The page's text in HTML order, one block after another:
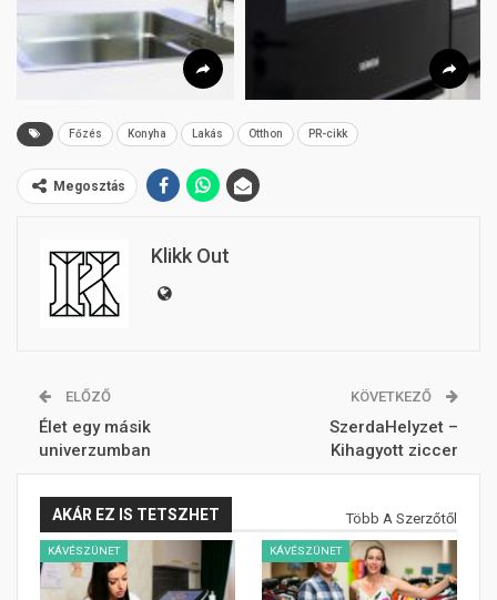
Főzés Konyha Lakás Otthon PR-cikk
Megosztás
Klikk Out
ELŐZŐ
Élet egy másik
univerzumban
KÖVETKEZŐ
SzerdaHelyzet –
Kihagyott ziccer
AKÁR EZ IS TETSZHET Több A Szerzőtől
KÁVÉSZÜNET KÁVÉSZÜNET